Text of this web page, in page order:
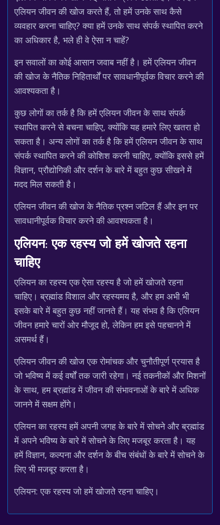
एलियन जीवन की खोज करते हैं, तो हमें उनके साथ कैसे
व्यवहार करना चाहिए? क्या हमें उनके साथ संपर्क स्थापित करने
का अधिकार है, भले ही वे ऐसा न चाहें?
इन सवालों का कोई आसान जवाब नहीं है। हमें एलियन जीवन
की खोज के नैतिक निहितार्थों पर सावधानीपूर्वक विचार करने की
आवश्यकता है।
कुछ लोगों का तर्क है कि हमें एलियन जीवन के साथ संपर्क
स्थापित करने से बचना चाहिए, क्योंकि यह हमारे लिए खतरा हो
सकता है। अन्य लोगों का तर्क है कि हमें एलियन जीवन के साथ
संपर्क स्थापित करने की कोशिश करनी चाहिए, क्योंकि इससे हमें
विज्ञान, प्रौद्योगिकी और दर्शन के बारे में बहुत कुछ सीखने में
मदद मिल सकती है।
एलियन जीवन की खोज के नैतिक प्रश्न जटिल हैं और इन पर
सावधानीपूर्वक विचार करने की आवश्यकता है।
एलियन: एक रहस्य जो हमें खोजते रहना
चाहिए
एलियन का रहस्य एक ऐसा रहस्य है जो हमें खोजते रहना
चाहिए। ब्रह्मांड विशाल और रहस्यमय है, और हम अभी भी
इसके बारे में बहुत कुछ नहीं जानते हैं। यह संभव है कि एलियन
जीवन हमारे चारों ओर मौजूद हो, लेकिन हम इसे पहचानने में
असमर्थ हैं।
एलियन जीवन की खोज एक रोमांचक और चुनौतीपूर्ण प्रयास है
जो भविष्य में कई वर्षों तक जारी रहेगा। नई तकनीकों और मिशनों
के साथ, हम ब्रह्मांड में जीवन की संभावनाओं के बारे में अधिक
जानने में सक्षम होंगे।
एलियन का रहस्य हमें अपनी जगह के बारे में सोचने और ब्रह्मांड
में अपने भविष्य के बारे में सोचने के लिए मजबूर करता है। यह
हमें विज्ञान, कल्पना और दर्शन के बीच संबंधों के बारे में सोचने के
लिए भी मजबूर करता है।
एलियन: एक रहस्य जो हमें खोजते रहना चाहिए।